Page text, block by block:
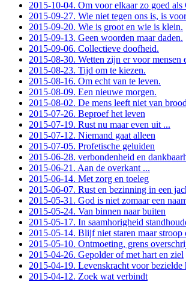
2015-10-04. Om voor elkaar zo goed als
2015-09-27. Wie niet tegen ons is, is
2015-09-20. Wie is groot en wie is klein.
2015-09-13. Geen woorden maar daden.
2015-09-06. Collectieve doofheid.
2015-08-30. Wetten zijn er voor mensen
2015-08-23. Tijd om te kiezen.
2015-08-16. Om echt van te leven.
2015-08-09. Een nieuwe morgen.
2015-08-02. De mens leeft niet van
2015-07-26. Beproef het leven
2015-07-19. Rust nu maar even uit ...
2015-07-12. Niemand gaat alleen
2015-07-05. Profetische geluiden
2015-06-28. verbondenheid en
2015-06-21. Aan de overkant ...
2015-06-14. Met zorg en toeleg
2015-06-07. Rust en bezinning in een
2015-05-31. God is niet zomaar een
2015-05-24. Van binnen naar buiten
2015-05-17. In saamhorigheid
2015-05-14. Blijf niet staren maar stroop
2015-05-10. Ontmoeting, grens
2015-04-26. Gepolder of met hart en ziel
2015-04-19. Levenskracht voor bezielde
2015-04-12. Zoek wat verbindt